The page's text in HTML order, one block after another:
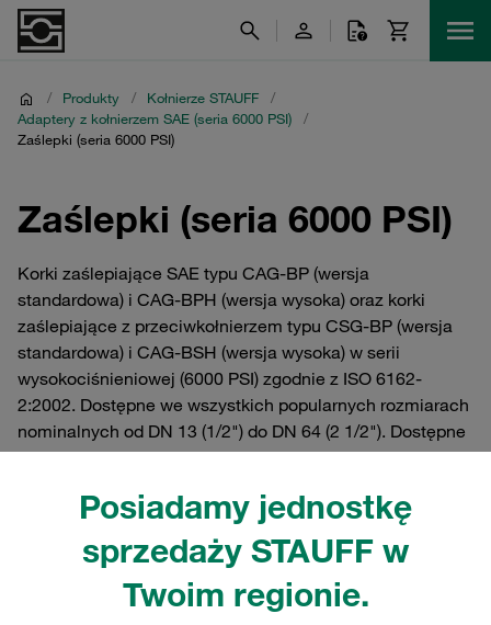
Posiadamy jednostkę
sprzedaży STAUFF w
Twoim regionie.
/ Produkty / Kołnierze STAUFF
/
Adaptery z kołnierzem SAE (seria 6000 PSI)
/
Zaślepki (seria 6000 PSI)
Zaślepki (seria 6000 PSI)
Korki zaślepiające SAE typu CAG-BP (wersja
standardowa) i CAG-BPH (wersja wysoka) oraz korki
zaślepiające z przeciwkołnierzem typu CSG-BP (wersja
standardowa) i CAG-BSH (wersja wysoka) w serii
wysokociśnieniowej (6000 PSI) zgodnie z ISO 6162-
2:2002. Dostępne we wszystkich popularnych rozmiarach
nominalnych od DN 13 (1/2") do DN 64 (2 1/2"). Dostępne
w wykonaniu ze stali lub stali nierdzewnej V4A.
połówkami kołnierza, zaciskami kołnierzowymi, śrubami,
podkładkami zabezpieczającymi i O-ringiem.